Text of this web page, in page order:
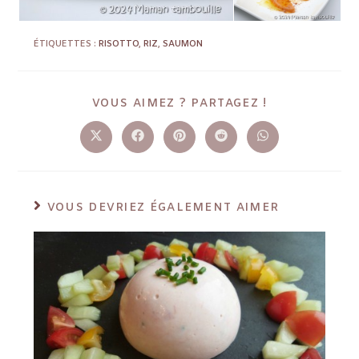
ÉTIQUETTES :RISOTTO, RIZ, SAUMON
VOUS AIMEZ ? PARTAGEZ !
VOUS DEVRIEZ ÉGALEMENT AIMER